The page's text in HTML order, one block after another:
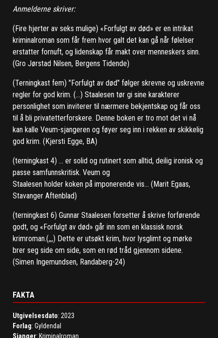
Anmelderne skriver:
(Fire hjerter av seks mulige) «Forfulgt av død» er en intrikat
kriminalroman som får frem hvor galt det kan gå når følelser
erstatter fornuft, og lidenskap får makt over menneskers sinn.
(Gro Jørstad Nilsen, Bergens Tidende)
(Terningkast fem) "Forfulgt av død" følger skrevne og uskrevne
regler for god krim. (...) Staalesen tør gi sine karakterer
personlighet som inviterer til nærmere bekjentskap og får oss
til å bli privatetterforskere. Denne boken er tro mot det vi nå
kan kalle Veum-sjangeren og føyer seg inn i rekken av skikkelig
god krim. (Kjersti Egge, BA)
(terningkast 4) ... er solid og rutinert som alltid, deilig ironisk og
passe samfunnskritisk. Veum og
Staalesen holder koken på imponerende vis... (Marit Egaas,
Stavanger Aftenblad)
(terningkast 6) Gunnar Staalesen forsetter å skrive forførende
godt, og «Forfulgt av død» går inn som en klassisk norsk
krimroman.(,,,) Dette er utsøkt krim, hvor lysglimt og mørke
brer seg side om side, som en rød tråd gjennom sidene.
(Simen Ingemundsen, Randaberg-24)
FAKTA
Utgivelsesdato: 2023
Forlag: Gyldendal
Sjanger: Kriminalroman